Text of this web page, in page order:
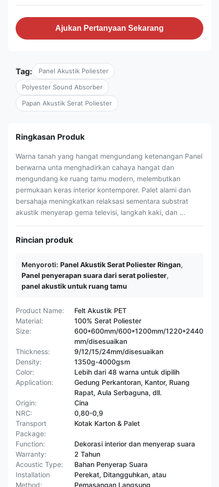
Ajukan Pertanyaan Sekarang
Tag: Panel Akustik Poliester
Polyester Sound Absorber
Papan Akustik Serat Poliester
Ringkasan Produk
Warna tanah yang hangat mengundang ketenangan Panel
berwarna unta menghadirkan cahaya hangat dan
mengundang ke ruang tamu modern, melembutkan
permukaan keras interior kontemporer. Palet alami dan
bersahaja meningkatkan relaksasi sementara substrat
akustik menyerap gema televisi, langkah kaki, dan ...
Rincian produk
Menyoroti: Panel Akustik Serat Poliester Ringan,
Panel penyerapan suara dari serat poliester,
panel akustik untuk ruang tamu
Product Name:
Felt Akustik PET
Material:
100% Serat Poliester
Size:
600*600mm/600*1200mm/1220*2440
mm/disesuaikan
Thickness:
9/12/15/24mm/disesuaikan
Density:
1350g-4000gsm
Color:
Lebih dari 48 warna untuk dipilih
Application:
Gedung Perkantoran, Kantor, Ruang
Rapat, Aula Serbaguna, dll.
Origin:
Cina
NRC:
0,80-0,9
Transport
Package:
Kotak Karton & Palet
Function:
Dekorasi interior dan menyerap suara
Warranty:
2 Tahun
Acoustic Type:
Bahan Penyerap Suara
Installation
Method:
Perekat, Ditangguhkan, atau
Pemasangan Langsung